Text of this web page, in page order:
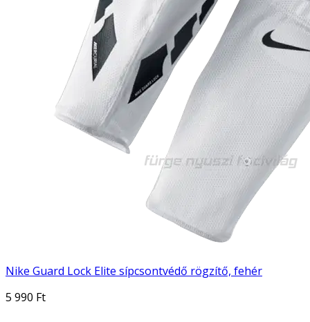
Nike Guard Lock Elite sípcsontvédő rögzítő, fehér
5 990 Ft